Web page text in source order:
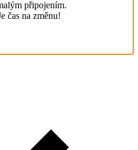
připojením.
čas na změnu!